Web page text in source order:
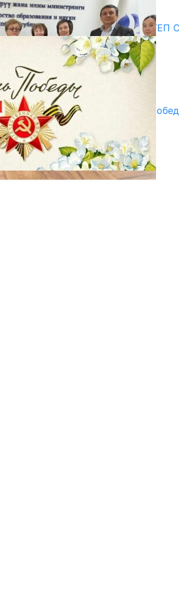
Медиа
СУЗАКТА 750 ОРУНДУУ МЕКТЕП
ПАЙДАЛАНУУГА БЕРИЛЕТ
07.08.2025
Улуу Жеңиштин жандуу сөзү
29.04.2025
Награды в преддверии Дня
29.04.2025